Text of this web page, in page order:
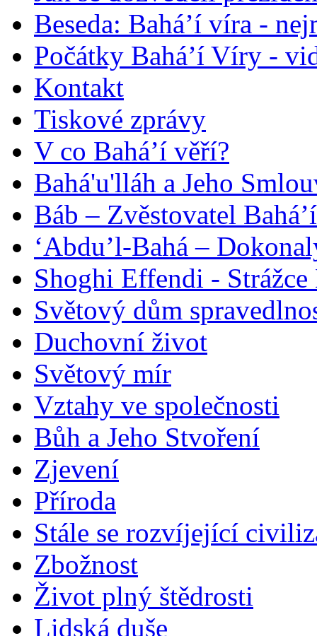
Beseda: Bahá’í víra -
Počátky Bahá’í Víry -
Kontakt
Tiskové zprávy
V co Bahá’í věří?
Bahá'u'lláh a Jeho
Báb – Zvěstovatel
‘Abdu’l-Bahá –
Shoghi Effendi -
Světový dům
Duchovní život
Světový mír
Vztahy ve společnosti
Bůh a Jeho Stvoření
Zjevení
Příroda
Stále se rozvíjející
Zbožnost
Život plný štědrosti
Lidská duše